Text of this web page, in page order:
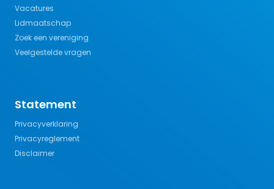
Vacatures
Lidmaatschap
Zoek een vereniging
Veelgestelde vragen
Statement
Privacyverklaring
Privacyreglement
Disclaimer